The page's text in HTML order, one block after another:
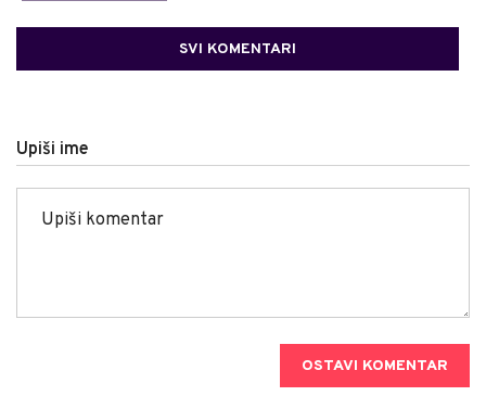
SVI KOMENTARI
Upiši ime
OSTAVI KOMENTAR